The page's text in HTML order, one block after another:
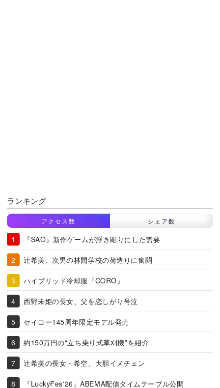
ランキング
アクセス数 シェア数
『SAO』新作ゲームが浮き彫りにした需要
辻希美、次男の林間学校の荷造りに奮闘
ハイブリッド冷却服『CORO』
西野未姫の長女、父を恋しがり号泣
セイコー145周年限定モデル発売
約150万円の“立ち乗り式草刈機”を紹介
辻希美の長女・希空、大胆イメチェン
『LuckyFes'26』ABEMA配信タイムテーブル公開